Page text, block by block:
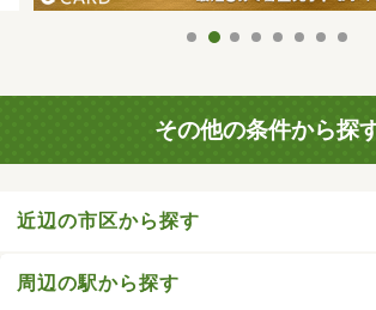
その他の条件から探
近辺の市区から探す
周辺の駅から探す